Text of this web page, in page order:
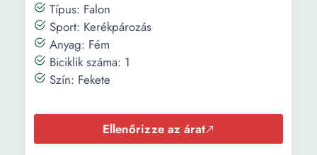
Típus: Falon
Sport: Kerékpározás
Anyag: Fém
Biciklik száma: 1
Szín: Fekete
Ellenőrizze az árat